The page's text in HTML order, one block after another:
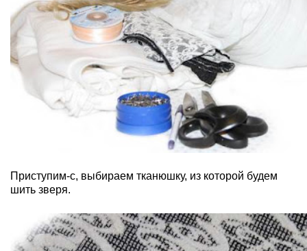
Приступим-с, выбираем тканюшку, из которой будем
шить зверя.